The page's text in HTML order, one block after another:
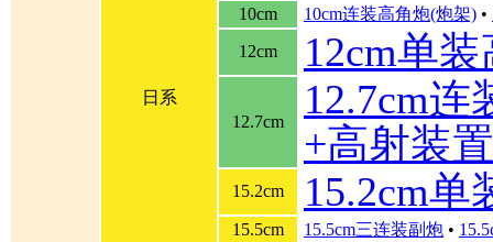
日系
10cm 10cm连装高角炮(炮架) •
12cm
12cm单
12.7cm
12.7cm连
+高射装置
15.2cm 15.2cm单
15.5cm 15.5cm三连装副炮 •